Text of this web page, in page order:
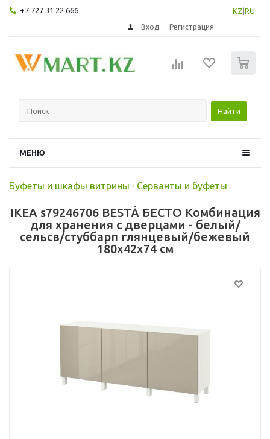
+7 727 31 22 666 KZ RU
Вход Регистрация
Найти
МЕНЮ
Буфеты и шкафы витрины - Серванты и буфеты
IKEA s79246706 BESTÅ БЕСТО Комбинация
для хранения с дверцами - белый/
сельсв/стуббарп глянцевый/бежевый
180x42x74 см